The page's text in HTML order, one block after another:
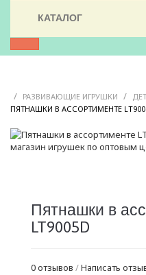
КАТАЛОГ
/ РАЗВИВАЮЩИЕ ИГРУШКИ /
ПЯТНАШКИ В АССОРТИМЕНТЕ
Пятнашки в
LT9005D
0 отзывов /Написать